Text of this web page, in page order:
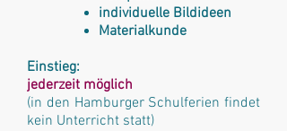
individuelle Bildideen
Materialkunde
Einstieg:
jederzeit möglich
(in den Hamburger Schulferien findet
kein Unterricht statt)